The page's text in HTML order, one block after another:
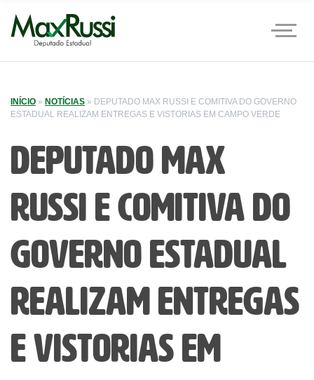
INÍCIO » NOTÍCIAS » DEPUTADO MAX RUSSI E COMITIVA DO GOVERNO
ESTADUAL REALIZAM ENTREGAS E VISTORIAS EM CAMPO VERDE
Deputado Max
Russi e comitiva do
governo estadual
realizam entregas
e vistorias em